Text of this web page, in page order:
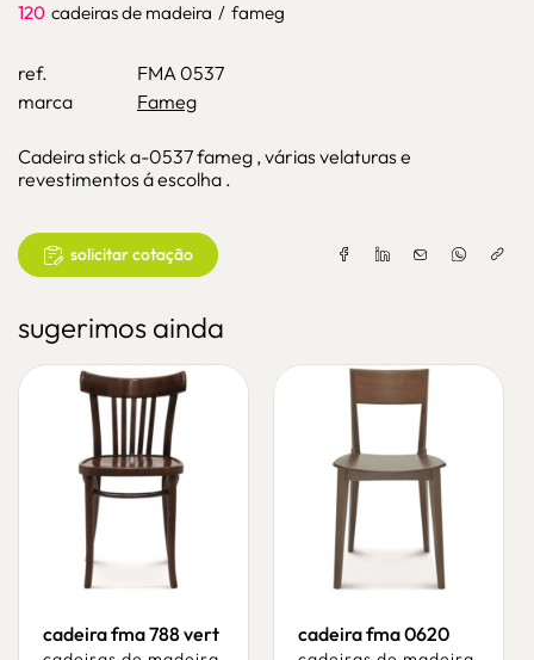
120 cadeiras de madeira / fameg
ref.
FMA 0537
marca
Fameg
Cadeira stick a-0537 fameg , várias velaturas e
revestimentos á escolha .
solicitar cotação
sugerimos ainda
cadeira fma 788 vert cadeira fma 0620